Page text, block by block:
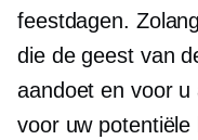
feestdagen.
die de geest van
aandoet en voor
voor uw